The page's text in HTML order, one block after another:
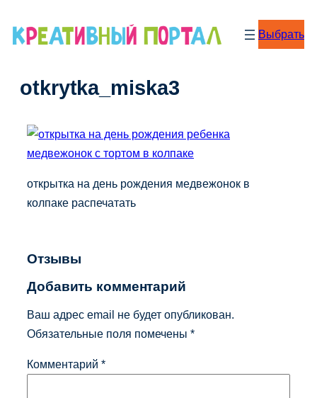
Выбрать
otkrytka_miska3
открытка на день рождения медвежонок в
колпаке распечатать
Отзывы
Добавить комментарий
Ваш адрес email не будет опубликован.
Обязательные поля помечены *
Комментарий *